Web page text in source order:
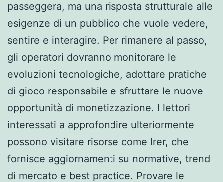
passeggera, ma una risposta strutturale alle
esigenze di un pubblico che vuole vedere,
sentire e interagire. Per rimanere al passo,
gli operatori dovranno monitorare le
evoluzioni tecnologiche, adottare pratiche
di gioco responsabile e sfruttare le nuove
opportunità di monetizzazione. I lettori
interessati a approfondire ulteriormente
possono visitare risorse come Irer, che
fornisce aggiornamenti su normative, trend
di mercato e best practice. Provare le